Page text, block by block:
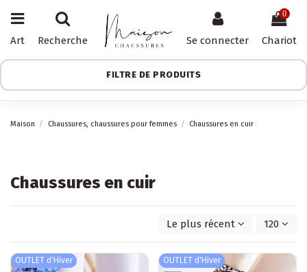
Art Recherche Se connecter
0
Chariot
FILTRE DE PRODUITS
Maison Chaussures, chaussures pour femmes Chaussures en cuir
Chaussures en cuir
Le plus récent d'abord
120
OUTLET d'Hiver
OUTLET d'Hiver